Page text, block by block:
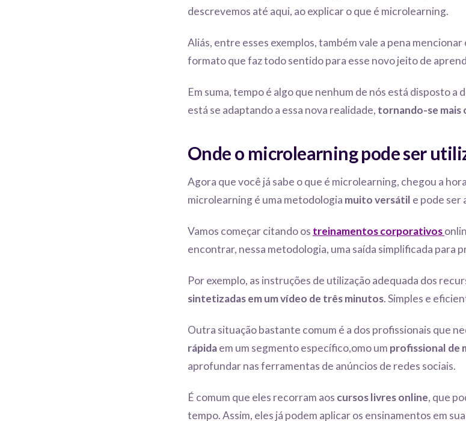
descrevemos até aqui, ao explicar o que é microlearning.
Aliás, entre esses exemplos, também vale a pena mencionar
formato que faz todo sentido para esse novo jeito de
Em suma, tempo é algo que nenhum de nós está disposto a
está se adaptando a essa nova realidade, tornando-se mais
Onde o microlearning pode ser
Agora que você já sabe o que é microlearning, chegou a
microlearning é uma metodologia muito versátil e pode ser
Vamos começar citando os treinamentos corporativos
encontrar, nessa metodologia, uma saída simplificada para
Por exemplo, as instruções de utilização adequada dos
sintetizadas em um vídeo de três minutos. Simples e
Outra situação bastante comum é a dos profissionais que
rápidaem um segmento específico,omo um profissional de
aprofundar nas ferramentas de anúncios de redes sociais.
É comum que eles recorram aos cursos livres online, que
tempo. Assim, eles já podem aplicar os ensinamentos em